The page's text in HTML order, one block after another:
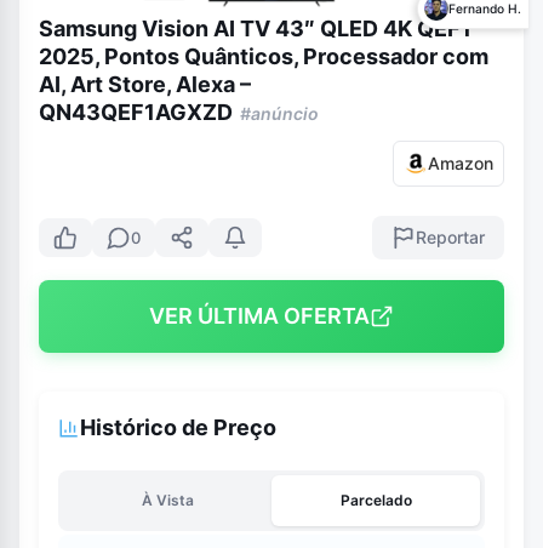
Fernando H.
Samsung Vision AI TV 43″ QLED 4K QEF1
2025, Pontos Quânticos, Processador com
AI, Art Store, Alexa –
QN43QEF1AGXZD #anúncio
Amazon
0 Reportar
VER ÚLTIMA OFERTA
Histórico de Preço
À Vista Parcelado